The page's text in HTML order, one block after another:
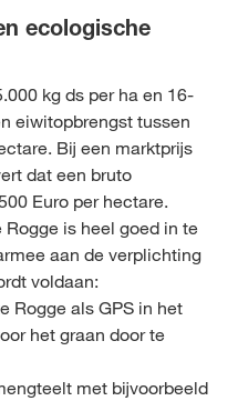
ecologische
kg ds per ha en 16-
eiwitopbrengst tussen
Bij een marktprijs
dat een bruto
Euro per hectare.
is heel goed in te
aan de verplichting
voldaan:
Rogge als GPS in het
het graan door te
met bijvoorbeeld